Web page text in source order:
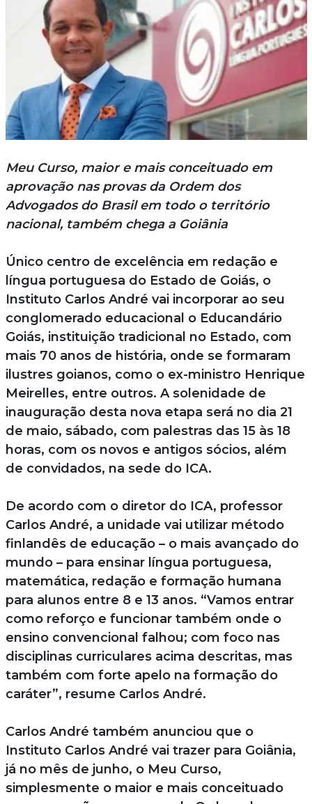
Meu Curso, maior e mais conceituado em
aprovação nas provas da Ordem dos
Advogados do Brasil em todo o território
nacional, também chega a Goiânia
Único centro de excelência em redação e
língua portuguesa do Estado de Goiás, o
Instituto Carlos André vai incorporar ao seu
conglomerado educacional o Educandário
Goiás, instituição tradicional no Estado, com
mais 70 anos de história, onde se formaram
ilustres goianos, como o ex-ministro Henrique
Meirelles, entre outros. A solenidade de
inauguração desta nova etapa será no dia 21
de maio, sábado, com palestras das 15 às 18
horas, com os novos e antigos sócios, além
de convidados, na sede do ICA.
De acordo com o diretor do ICA, professor
Carlos André, a unidade vai utilizar método
finlandês de educação – o mais avançado do
mundo – para ensinar língua portuguesa,
matemática, redação e formação humana
para alunos entre 8 e 13 anos. “Vamos entrar
como reforço e funcionar também onde o
ensino convencional falhou; com foco nas
disciplinas curriculares acima descritas, mas
também com forte apelo na formação do
caráter”, resume Carlos André.
Carlos André também anunciou que o
Instituto Carlos André vai trazer para Goiânia,
já no mês de junho, o Meu Curso,
simplesmente o maior e mais conceituado